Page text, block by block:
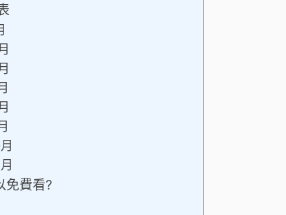
免費看?